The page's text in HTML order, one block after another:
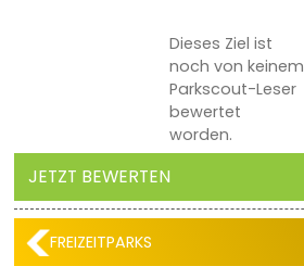
Dieses Ziel ist
noch von keinem
Parkscout-Leser
bewertet
worden.
JETZT BEWERTEN
FREIZEITPARKS